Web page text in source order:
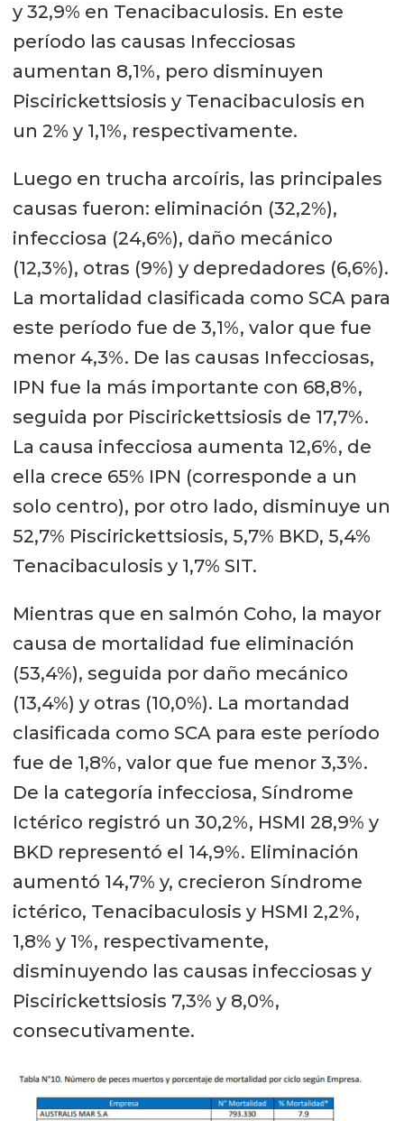
y 32,9% en Tenacibaculosis. En este
período las causas Infecciosas
aumentan 8,1%, pero disminuyen
Piscirickettsiosis y Tenacibaculosis en
un 2% y 1,1%, respectivamente.
Luego en trucha arcoíris, las principales
causas fueron: eliminación (32,2%),
infecciosa (24,6%), daño mecánico
(12,3%), otras (9%) y depredadores (6,6%).
La mortalidad clasificada como SCA para
este período fue de 3,1%, valor que fue
menor 4,3%. De las causas Infecciosas,
IPN fue la más importante con 68,8%,
seguida por Piscirickettsiosis de 17,7%.
La causa infecciosa aumenta 12,6%, de
ella crece 65% IPN (corresponde a un
solo centro), por otro lado, disminuye un
52,7% Piscirickettsiosis, 5,7% BKD, 5,4%
Tenacibaculosis y 1,7% SIT.
Mientras que en salmón Coho, la mayor
causa de mortalidad fue eliminación
(53,4%), seguida por daño mecánico
(13,4%) y otras (10,0%). La mortandad
clasificada como SCA para este período
fue de 1,8%, valor que fue menor 3,3%.
De la categoría infecciosa, Síndrome
Ictérico registró un 30,2%, HSMI 28,9% y
BKD representó el 14,9%. Eliminación
aumentó 14,7% y, crecieron Síndrome
ictérico, Tenacibaculosis y HSMI 2,2%,
1,8% y 1%, respectivamente,
disminuyendo las causas infecciosas y
Piscirickettsiosis 7,3% y 8,0%,
consecutivamente.